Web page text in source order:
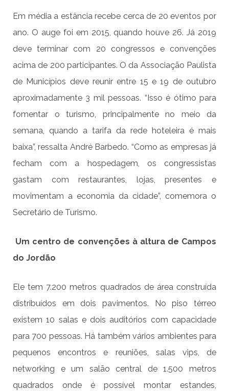
Em média a estância recebe cerca de 20 eventos por
ano. O auge foi em 2015, quando houve 26. Já 2019
deve terminar com 20 congressos e convenções
acima de 200 participantes. O da Associação Paulista
de Municípios deve reunir entre 15 e 19 de outubro
aproximadamente 3 mil pessoas. “Isso é ótimo para
fomentar o turismo, principalmente no meio da
semana, quando a tarifa da rede hoteleira é mais
baixa”, ressalta André Barbedo. “Como as empresas já
fecham com a hospedagem, os congressistas
gastam com restaurantes, lojas, presentes e
movimentam a economia da cidade”, comemora o
Secretário de Turismo.
Um centro de convenções à altura de Campos
do Jordão
Ele tem 7.200 metros quadrados de área construída
distribuídos em dois pavimentos. No piso térreo
existem 10 salas e dois auditórios com capacidade
para 700 pessoas. Há também vários ambientes para
pequenos encontros e reuniões, salas vips, de
networking e um salão central de 1.500 metros
quadrados onde é possível montar estandes,